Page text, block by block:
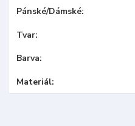
Pánské/Dámské
Tvar
Barva
Materiál